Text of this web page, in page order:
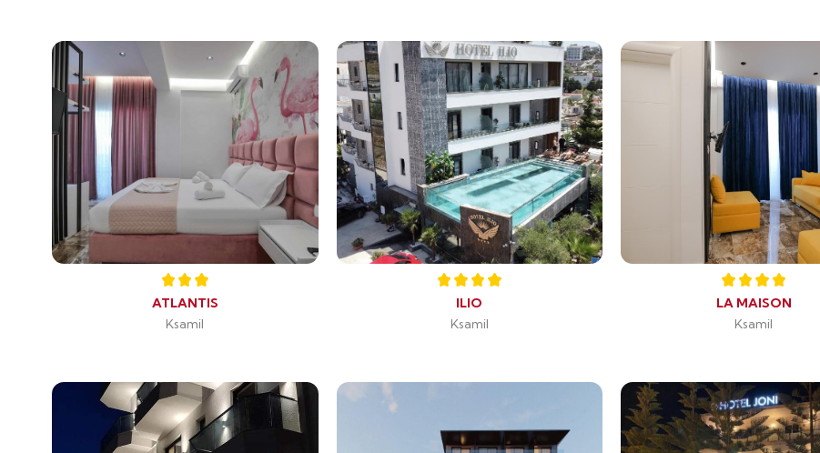
ATLANTIS
Ksamil
ILIO
Ksamil
LA MAISON
Ksamil